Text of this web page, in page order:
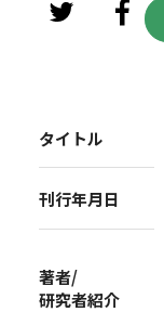
タイトル
刊行年月日
著者/
研究者紹介